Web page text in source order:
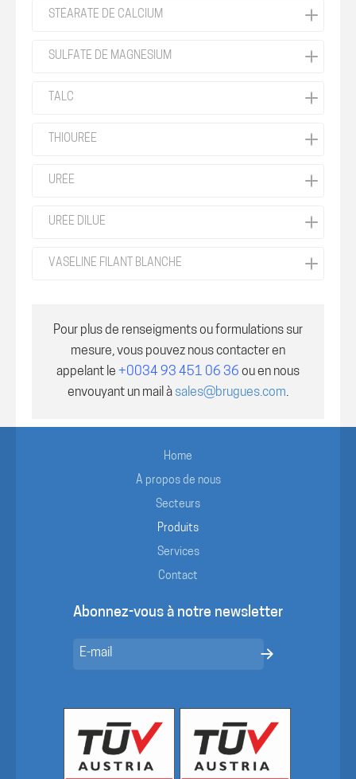
STÉARATE DE CALCIUM
SULFATE DE MAGNESIUM
TALC
THIOURÉE
URÉE
URÉE DILUE
VASELINE FILANT BLANCHE
Pour plus de renseigments ou formulations sur
mesure, vous pouvez nous contacter en
appelant le +0034 93 451 06 36 ou en nous
envouyant un mail à sales@brugues.com.
Home
À propos de nous
Secteurs
Produits
Services
Contact
Abonnez-vous à notre newsletter